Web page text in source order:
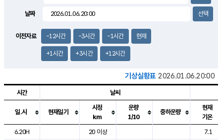
날짜
이전자료 -12시간 -3시간 -1시간 현재
+1시간 +3시간 +12시간
기상실황표 2026.01.06.20:00
도시별 기상실황표로 지점, 날씨, 기온, 강수, 바람, 기압등을 안내한 표입
시간 날씨
일.시 현재일기
시정
km
운량
1/10
중하운량
현재
기온
6.20H
20 이상
7.1